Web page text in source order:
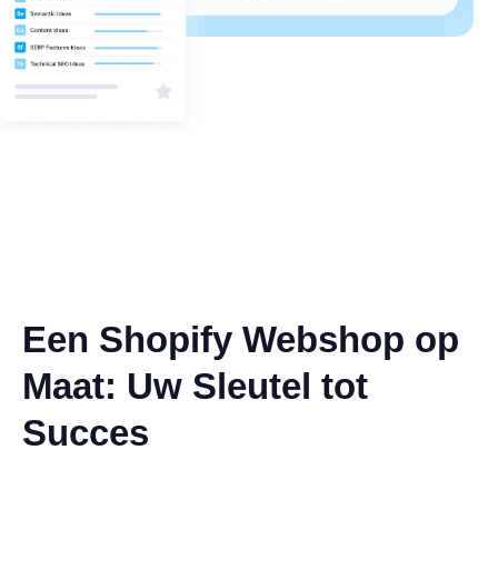
Een Shopify Webshop op
Maat: Uw Sleutel tot
Succes